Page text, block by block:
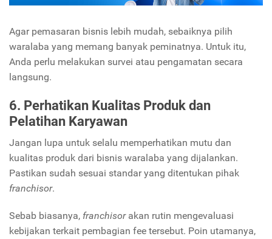
Agar pemasaran bisnis lebih mudah, sebaiknya pilih
waralaba yang memang banyak peminatnya. Untuk itu,
Anda perlu melakukan survei atau pengamatan secara
langsung.
6. Perhatikan Kualitas Produk dan
Pelatihan Karyawan
Jangan lupa untuk selalu memperhatikan mutu dan
kualitas produk dari bisnis waralaba yang dijalankan.
Pastikan sudah sesuai standar yang ditentukan pihak
franchisor.
Sebab biasanya, franchisorakan rutin mengevaluasi
kebijakan terkait pembagian fee tersebut. Poin utamanya,